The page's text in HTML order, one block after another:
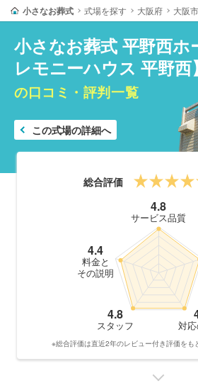
小さなお葬式 式場を探す 大阪府 大阪市
小さなお葬式 平野西ホ
レモニーハウス 平野西】
の口コミ・評判一覧
この式場の詳細へ
総合評価
4.8
サービス品質
対
4.8
スタッフ
4.4
料金と
その説明
※総合評価は直近2年のレビュー付き評価をも